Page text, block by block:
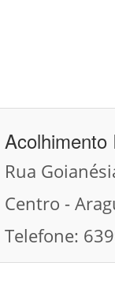
Acolhimento
Rua
Centro -
Telefone: